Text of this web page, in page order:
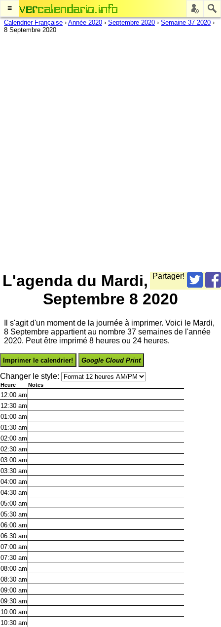
≡
Calendrier Française › Année 2020 › Septembre 2020 › Semaine 37 2020 ›
8 Septembre 2020
Partager!
L'agenda du Mardi,
Septembre 8 2020
Il s'agit d'un moment de la journée à imprimer. Voici le Mardi,
8 Septembre appartient au nombre 37 semaines de l'année
2020. Peut être imprimé 8 heures ou 24 heures.
Imprimer le calendrier! Google Cloud Print
Changer le style:
Heure Notes
12:00 am
12:30 am
01:00 am
01:30 am
02:00 am
02:30 am
03:00 am
03:30 am
04:00 am
04:30 am
05:00 am
05:30 am
06:00 am
06:30 am
07:00 am
07:30 am
08:00 am
08:30 am
09:00 am
09:30 am
10:00 am
10:30 am